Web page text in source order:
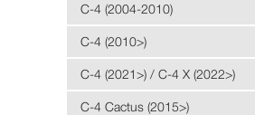
C-4 (2004-2010)
C-4 (2010>)
C-4 (2021>) / C-4 X (2022>)
C-4 Cactus (2015>)